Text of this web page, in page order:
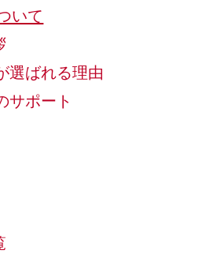
いて
選ばれる理由
サポート